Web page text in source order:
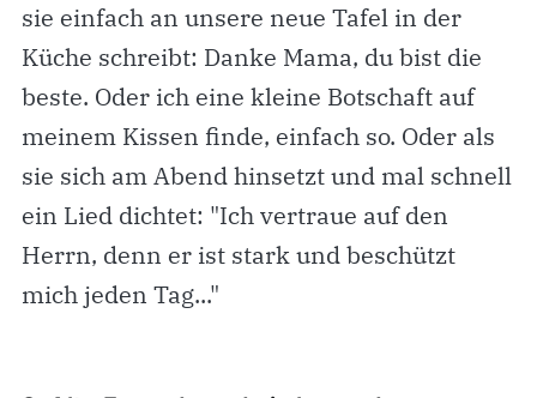
sie einfach an unsere neue Tafel in der
Küche schreibt: Danke Mama, du bist die
beste. Oder ich eine kleine Botschaft auf
meinem Kissen finde, einfach so. Oder als
sie sich am Abend hinsetzt und mal schnell
ein Lied dichtet: "Ich vertraue auf den
Herrn, denn er ist stark und beschützt
mich jeden Tag..."